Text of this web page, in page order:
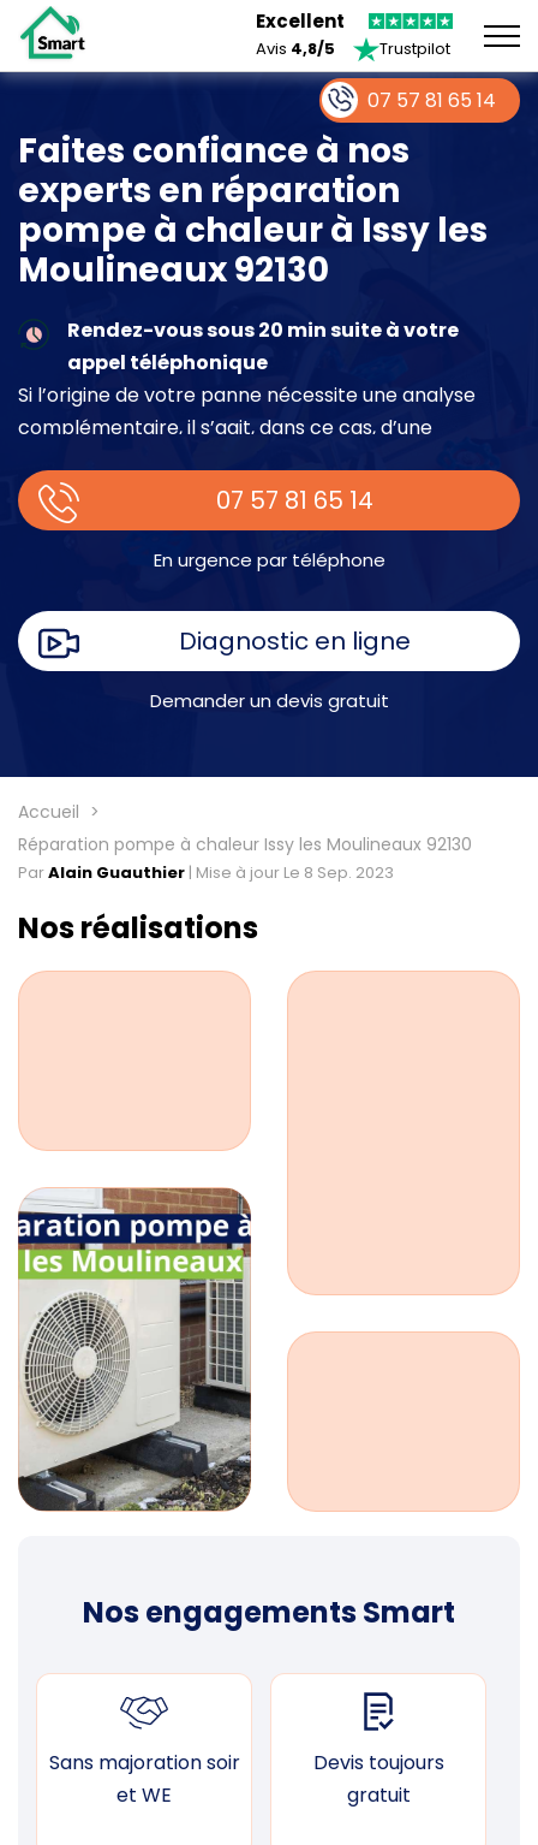
Excellent
Avis 4,8/5 Trustpilot
Faites confiance à nos
experts en réparation
pompe à chaleur à Issy les
Moulineaux 92130
Rendez-vous sous 20 min suite à votre
appel téléphonique
Si l’origine de votre panne nécessite une analyse
complémentaire, il s’agit, dans ce cas, d’une
place.
07 57 81 65 14
En urgence par téléphone
Diagnostic en ligne
Demander un devis gratuit
Accueil
Réparation pompe à chaleur Issy les Moulineaux 92130
ParAlain Guauthier | Mise à jour Le 8 Sep. 2023
Nos réalisations
Nos engagements Smart
Sans majoration soir
et WE
Devis toujours
gratuit
07 57 81 65 14